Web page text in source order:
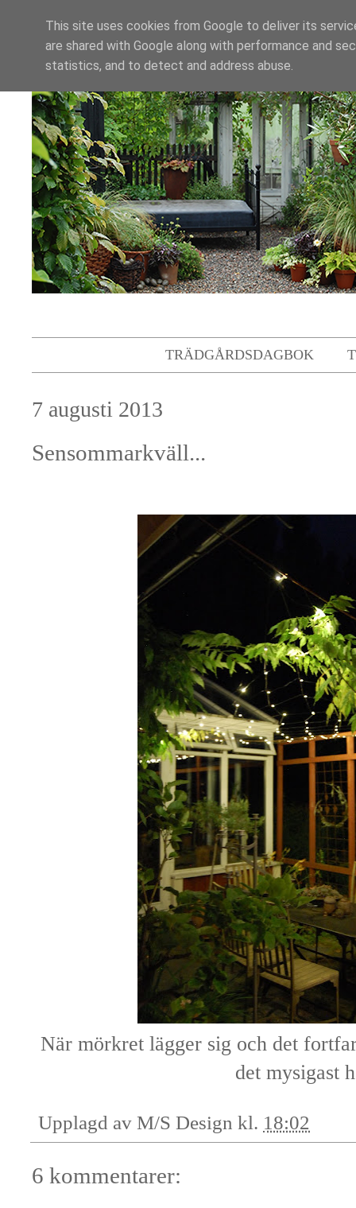
TRÄDGÅRDSDAGBOK
7 augusti 2013
Sensommarkväll...
När mörkret lägger sig och det
det mysigast
Upplagd av M/S Design kl. 18:02
6 kommentarer:
This site uses cookies from Google to deliver its
are shared with Google along with performance and
statistics, and to detect and address abuse.